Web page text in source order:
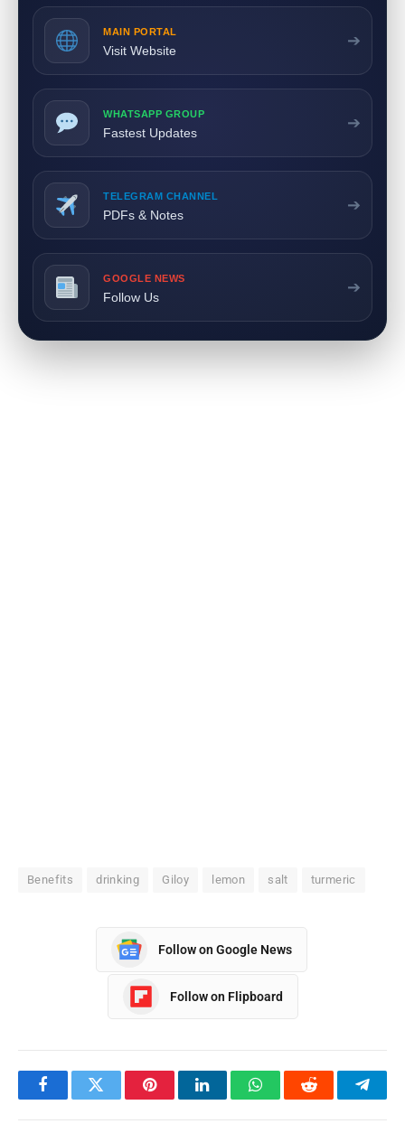
MAIN PORTAL
Visit Website
➔
WHATSAPP GROUP
Fastest Updates
➔
TELEGRAM CHANNEL
PDFs & Notes
➔
GOOGLE NEWS
Follow Us
➔
Benefits drinking Giloy lemon salt turmeric
Follow on Google News
Follow on Flipboard
FacebookTwitter PinterestLinkedInWhatsAppReddit